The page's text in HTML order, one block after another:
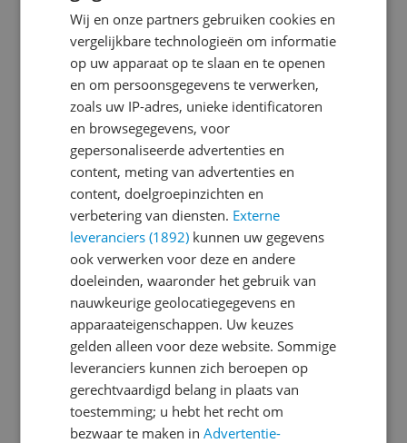
Wachtwoord
Je wachtwoord moet minimaal 6 karakters
bevatten
Wachtwoord herhalen
Ik ga akkoord met deAlgemene Voorwaarden
en hetprivacy statementvan Reshift
Ik ontvang graag interessante acties en
aanbiedingen van Kieskeurig.nl en
Digitalvia e-mail
Wij en onze partners gebruiken cookies en
vergelijkbare technologieën om informatie
op uw apparaat op te slaan en te openen
en om persoonsgegevens te verwerken,
zoals uw IP-adres, unieke identificatoren
en browsegegevens, voor
gepersonaliseerde advertenties en
content, meting van advertenties en
content, doelgroepinzichten en
verbetering van diensten. Externe
leveranciers (1892) kunnen uw gegevens
ook verwerken voor deze en andere
doeleinden, waaronder het gebruik van
nauwkeurige geolocatiegegevens en
apparaateigenschappen. Uw keuzes
gelden alleen voor deze website. Sommige
leveranciers kunnen zich beroepen op
gerechtvaardigd belang in plaats van
toestemming; u hebt het recht om
bezwaar te maken inAdvertentie-